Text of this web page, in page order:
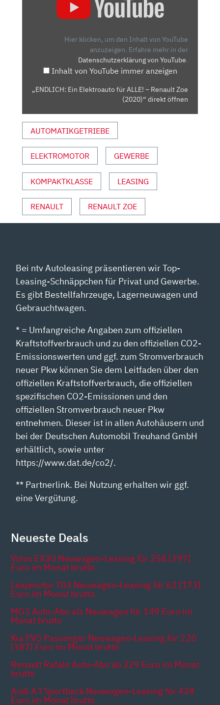
ELEKTROAUTO
(2020)“
ANZEIGEN
Hier klicken, um den Inhalt von YouTube
anzuzeigen. Erfahre mehr in der
Datenschutzerklärung von YouTube.
Inhalt von YouTube immer anzeigen
„ENDLICH: Ein Elektroauto für ALLE! – Renault Zoe
(2020)“ direkt öffnen
AUTOMATIKGETRIEBE
ELEKTROMOTOR GEWERBE
KOMPAKTKLASSE LEASING
RENAULT RENAULT ZOE
Bei ntv Autoleasing präsentieren wir Top-
Leasing-Schnäppchen für Privat und Gewerbe.
Es gibt Bestellfahrzeuge, Lagerneuwagen und
Gebrauchtwagen.
* = Umfangreiche Angaben zum offiziellen
Kraftstoffverbrauch und zu den offiziellen CO2-
Emissionswerten und ggf. zum Stromverbrauch
neuer Pkw können Sie dem Leitfaden über den
offiziellen Kraftstoffverbrauch, die offiziellen
spezifischen CO2-Emissionen und den
offiziellen Stromverbrauch neuer Pkw
entnehmen. Dieser ist in allen Autohäusern und
bei der Deutschen Automobil Treuhand GmbH
erhältlich, sowie unter
https://www.dat.de/co2/.
** Partnerlink. Bei Nutzung erhalten wir ggf.
eine Vergütung.
Neueste Deals
Volvo EX30 Neuwagen-Leasing für 258 [397]
Euro im Monat brutto
Leapmotor T03 Neuwagen-Leasing für 62 [173]
Euro im Monat brutto
MG3 Auto-Abo als Neuwagen für 149 Euro im
Monat brutto
Kia PV5 Passenger Neuwagen-Leasing für 220
[387] Euro im Monat brutto
Renault Rafale Auto-Abo ab 329 Euro im Monat
brutto
Audi A3 Sportback Neuwagen-Leasing für 428
Euro im Monat brutto